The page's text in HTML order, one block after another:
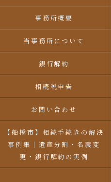
事務所概要
当事務所について
銀行解約
相続税申告
お問い合わせ
【船橋市】相続手続きの解決
事例集｜遺産分割・名義変
更・銀行解約の実例